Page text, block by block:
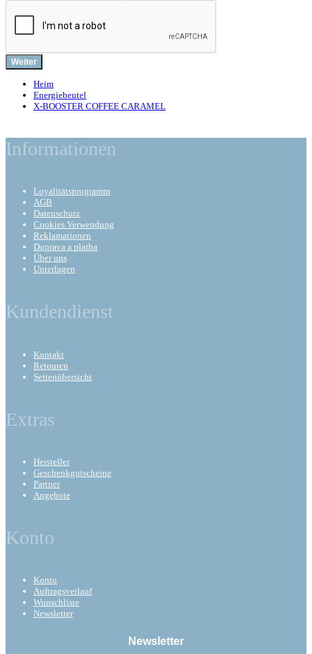
Weiter
Heim
Energiebeutel
X-BOOSTER COFFEE CARAMEL
Informationen
Loyalitätsprogramm
AGB
Datenschutz
Cookies Verwendung
Reklamationen
Doprava a platba
Über uns
Unterlagen
Kundendienst
Kontakt
Retouren
Seitenübersicht
Extras
Hersteller
Geschenkgutscheine
Partner
Angebote
Konto
Konto
Auftragsverlauf
Wunschliste
Newsletter
Newsletter